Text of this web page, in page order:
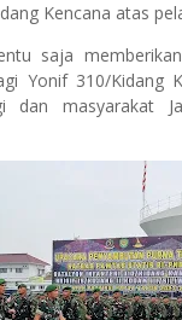
Kencana atas
saja
Yonif 310/Kidang
dan masyarakat